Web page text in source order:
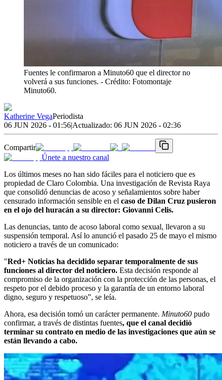
Fuentes le confirmaron a Minuto60 que el director no
volverá a sus funciones. - Crédito: Fotomontaje
Minuto60.
Katherine VegaPeriodista
06 JUN 2026 - 01:56|Actualizado: 06 JUN 2026 - 02:36
Compartir
Únete a nuestro canal
Los últimos meses no han sido fáciles para el noticiero que es
propiedad de Claro Colombia. Una investigación de Revista Raya
que consolidó denuncias de acoso y señalamientos sobre haber
censurado información sensible en el caso de Dilan Cruz pusieron
en el ojo del huracán a su director: Giovanni Celis.
Las denuncias, tanto de acoso laboral como sexual, llevaron a su
suspensión temporal. Así lo anunció el pasado 25 de mayo el mismo
noticiero a través de un comunicado:
"Red+ Noticias ha decidido separar temporalmente de sus
funciones al director del noticiero. Esta decisión responde al
compromiso de la organización con la protección de las personas, el
respeto por el debido proceso y la garantía de un entorno laboral
digno, seguro y respetuoso”, se leía.
Ahora, esa decisión tomó un carácter permanente. Minuto60 pudo
confirmar, a través de distintas fuentes, que el canal decidió
terminar su contrato en medio de las investigaciones que aún se
están llevando a cabo.